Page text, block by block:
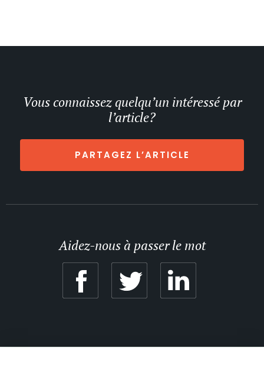
Vous connaissez quelqu’un intéressé par
l’article?
PARTAGEZ L’ARTICLE
Aidez-nous à passer le mot